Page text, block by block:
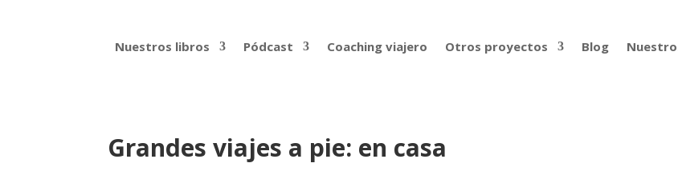
Nuestros libros Pódcast Coaching viajero Otros proyectos Blog
Grandes viajes a pie: en casa